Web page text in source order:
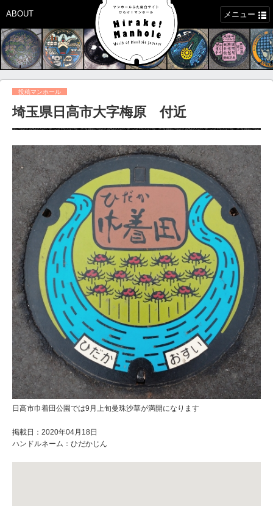
ABOUT メニュー
投稿マンホール
埼玉県日高市大字梅原 付近
日高市巾着田公園では9月上旬曼珠沙華が満開になります
掲載日：2020年04月18日
ハンドルネーム：ひだかじん